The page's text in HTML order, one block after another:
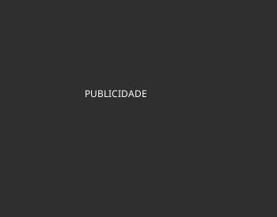
PUBLICIDADE